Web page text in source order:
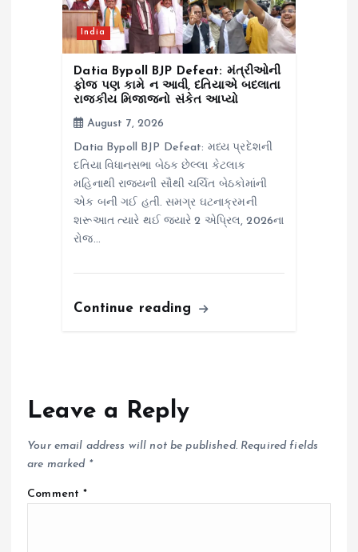
India
Datia Bypoll BJP Defeat: મંત્રીઓની
ફોજ પણ કામે ન આવી, દતિયાએ બદલાતા
રાજકીય મિજાજનો સંકેત આપ્યો
August 7, 2026
Datia Bypoll BJP Defeat: મધ્ય પ્રદેશની
દતિયા વિધાનસભા બેઠક છેલ્લા કેટલાક
મહિનાથી રાજ્યની સૌથી ચર્ચિત બેઠકોમાંની
એક બની ગઈ હતી. સમગ્ર ઘટનાક્રમની
શરૂઆત ત્યારે થઈ જ્યારે 2 એપ્રિલ, 2026ના
રોજ…
Continue reading
Leave a Reply
Your email address will not be published. Required fields
are marked *
Comment*